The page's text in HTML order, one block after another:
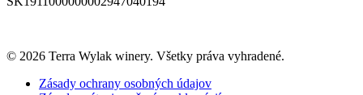
© 2026 Terra Wylak winery. Všetky práva vyhradené.
Zásady ochrany osobných údajov